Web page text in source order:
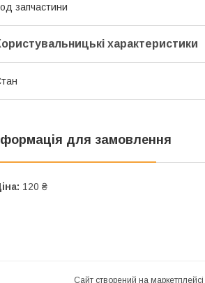
запчастини
характеристики
для замовлення
120 ₴
Сайт створений на маркетплейсі